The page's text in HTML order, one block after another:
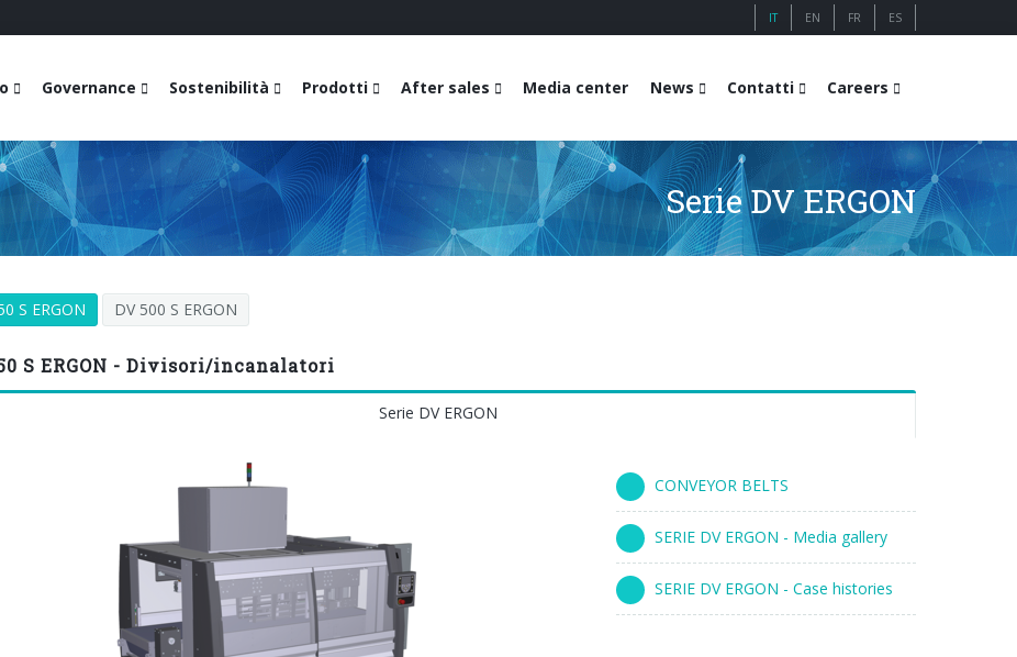
IT EN FR ES
Governance Sostenibilità Prodotti After sales Media center News Contatti Careers
Serie DV ERGON
S ERGON DV 500 S ERGON
S ERGON - Divisori/incanalatori
Serie DV ERGON
CONVEYOR BELTS
SERIE DV ERGON - Media gallery
SERIE DV ERGON - Case histories